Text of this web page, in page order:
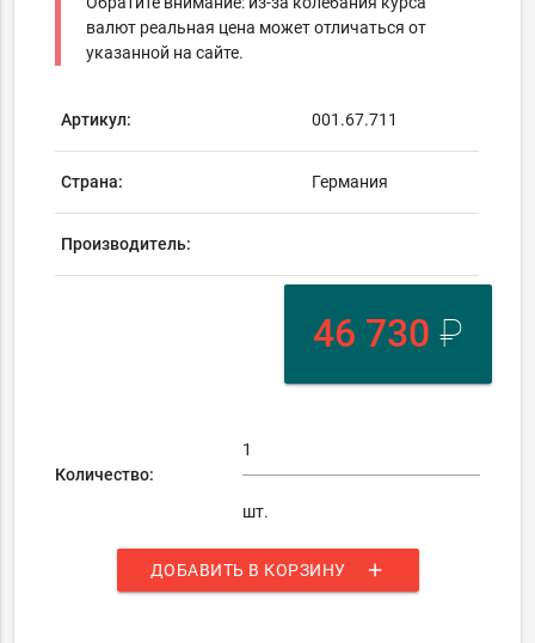
валют реальная цена может отличаться от
указанной на сайте.
Артикул: 001.67.711
Страна: Германия
Производитель:
46 730 ₽
Количество:
шт.
ДОБАВИТЬ В КОРЗИНУ add